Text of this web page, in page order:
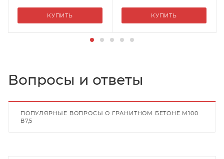
КУПИТЬ КУПИТЬ
Вопросы и ответы
ПОПУЛЯРНЫЕ ВОПРОСЫ О ГРАНИТНОМ БЕТОНЕ М100
В7,5